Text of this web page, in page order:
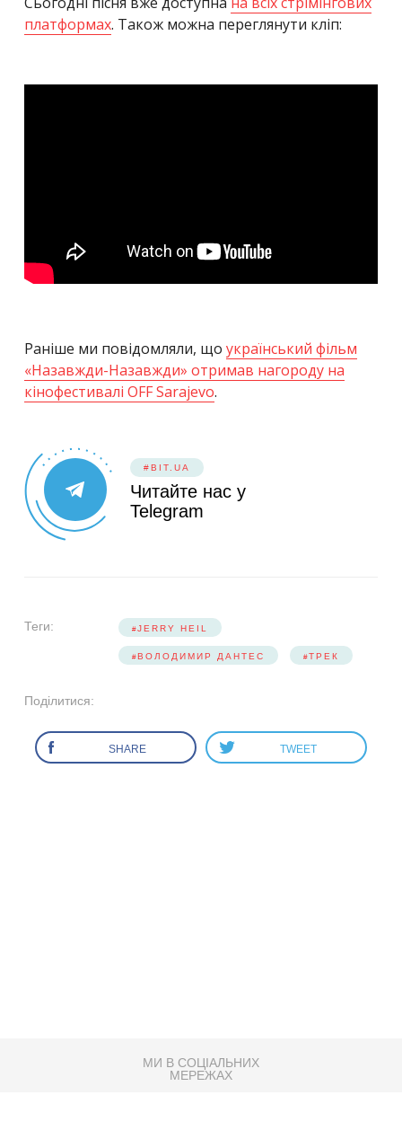
платформах. Також можна переглянути кліп:
Раніше ми повідомляли, що український фільм
«Назавжди-Назавжди» отримав нагороду на
кінофестивалі OFF Sarajevo.
#BIT.UA
Читайте нас у
Telegram
Теги: JERRY HEIL
ВОЛОДИМИР ДАНТЕС ТРЕК
Поділитися:
SHARE TWEET
МИ В СОЦІАЛЬНИХ
МЕРЕЖАХ